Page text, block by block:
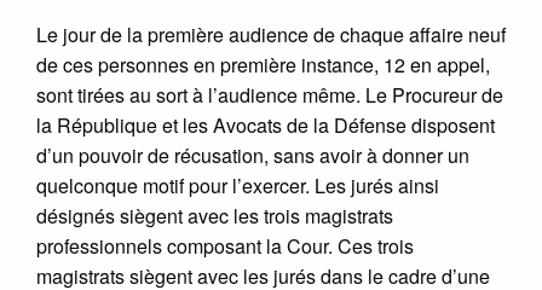
Le jour de la première audience de chaque affaire neuf
de ces personnes en première instance, 12 en appel,
sont tirées au sort à l’audience même. Le Procureur de
la République et les Avocats de la Défense disposent
d’un pouvoir de récusation, sans avoir à donner un
quelconque motif pour l’exercer. Les jurés ainsi
désignés siègent avec les trois magistrats
professionnels composant la Cour. Ces trois
magistrats siègent avec les jurés dans le cadre d’une